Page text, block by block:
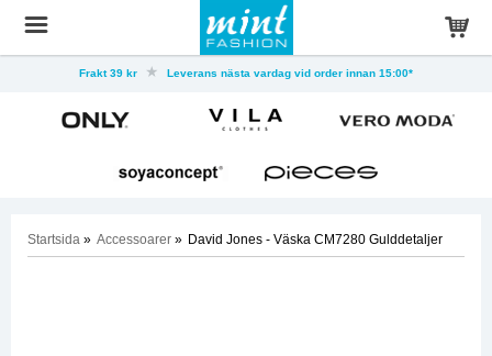
Frakt 39 kr Leverans nästa vardag vid order innan 15:00*
Startsida » Accessoarer » David Jones - Väska CM7280 Gulddetaljer